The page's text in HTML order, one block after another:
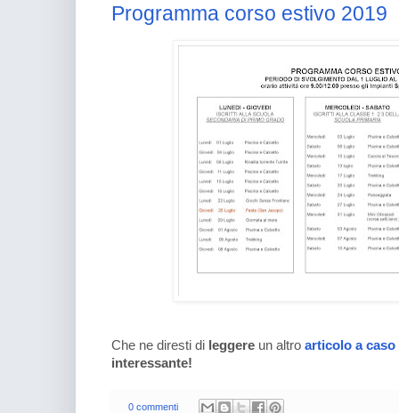
Programma corso estivo 2019
Che ne diresti di leggere un altro articolo a caso
interessante!
0 commenti